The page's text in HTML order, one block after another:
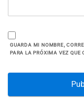
GUARDA MI NOMBRE,
PARA LA PRÓXIMA VEZ QUE